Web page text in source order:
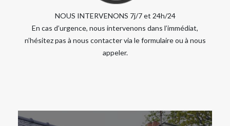
NOUS INTERVENONS 7j/7 et 24h/24
En cas d’urgence, nous intervenons dans l’immédiat,
n’hésitez pas à nous contacter via le formulaire ou à nous
appeler.